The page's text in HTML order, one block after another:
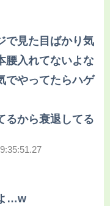
で見た目ばかり気
腰入れてないよな
でやってたらハゲ
るから衰退してる
…w